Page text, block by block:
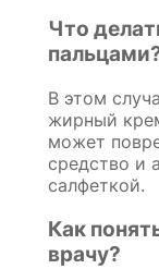
Что
В этом
жирный
может
средство и
салфеткой.
Как
врачу?